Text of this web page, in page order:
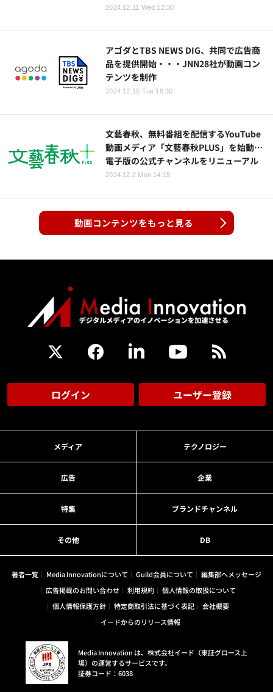
2024.12.11 Wed 12:30
アゴダとTBS NEWS DIG、共同で広告商
品を提供開始・・・JNN28社が動画コン
テンツを制作
2024.12.10 Tue 18:30
文藝春秋、無料番組を配信するYouTube
動画メディア「文藝春秋PLUS」を始動…
電子版の公式チャンネルをリニューアル
2024.12.2 Mon 14:15
動画コンテンツをもっと見る
ログイン ユーザー登録
メディア テクノロジー
広告 企業
特集 ブランドチャンネル
その他 DB
著者一覧 Media Innovationについて Guild会員について
編集部へメッセージ
広告掲載のお問い合わせ
利用規約
個人情報の取扱について
個人情報保護方針
特定商取引法に基づく表記
会社概要
イードからのリリース情報
Media Innovation は、株式会社イード（東証グロース上
場）の運営するサービスです。
証券コード：6038